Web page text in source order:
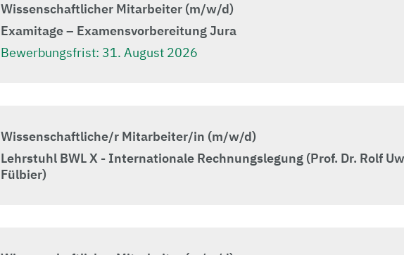
Wissenschaftlicher Mitarbeiter (m/w/d)
Examitage – Examensvorbereitung Jura
Bewerbungsfrist: 31. August 2026
Wissenschaftliche/r Mitarbeiter/in (m/w/d)
Lehrstuhl BWL X - Internationale Rechnungslegung (Prof. Dr. Rolf
Fülbier)